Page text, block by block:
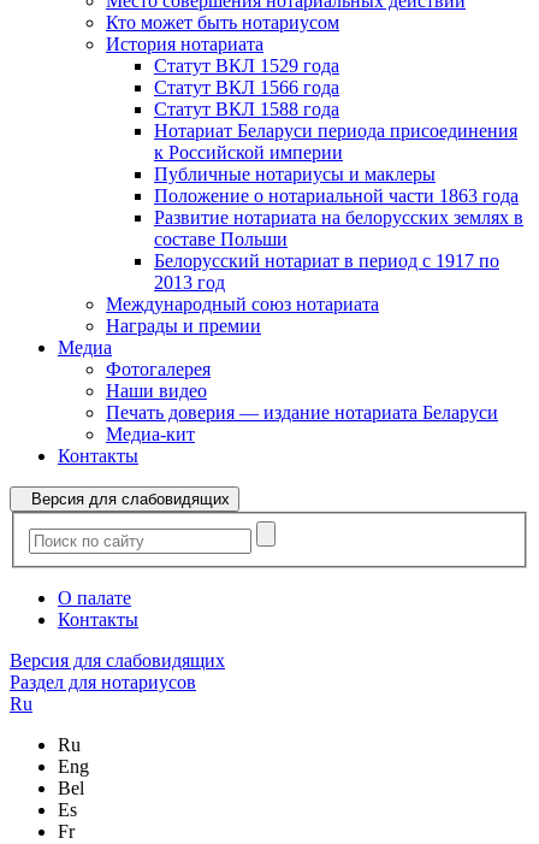
Кто может быть нотариусом
История нотариата
Статут ВКЛ 1529 года
Статут ВКЛ 1566 года
Статут ВКЛ 1588 года
Нотариат Беларуси периода присоединения
к Российской империи
Публичные нотариусы и маклеры
Положение о нотариальной части 1863 года
Развитие нотариата на белорусских землях в
составе Польши
Белорусский нотариат в период с 1917 по
2013 год
Международный союз нотариата
Награды и премии
Медиа
Фотогалерея
Наши видео
Печать доверия — издание нотариата Беларуси
Медиа-кит
Контакты
Версия для слабовидящих
О палате
Контакты
Версия для слабовидящих
Раздел для нотариусов
Ru
Ru
Eng
Bel
Es
Fr